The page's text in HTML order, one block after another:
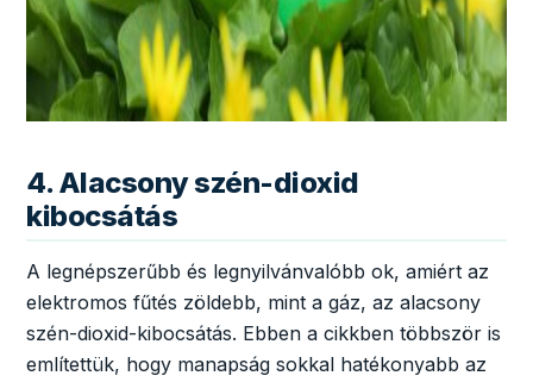
4. Alacsony szén-dioxid
kibocsátás
A legnépszerűbb és legnyilvánvalóbb ok, amiért az
elektromos fűtés zöldebb, mint a gáz, az alacsony
szén-dioxid-kibocsátás. Ebben a cikkben többször is
említettük, hogy manapság sokkal hatékonyabb az